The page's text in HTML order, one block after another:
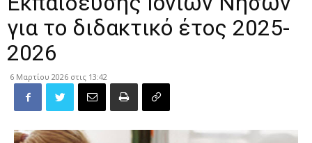
για το διδακτικό έτος 2025-
2026
6 Μαρτίου 2026 στις 13:42